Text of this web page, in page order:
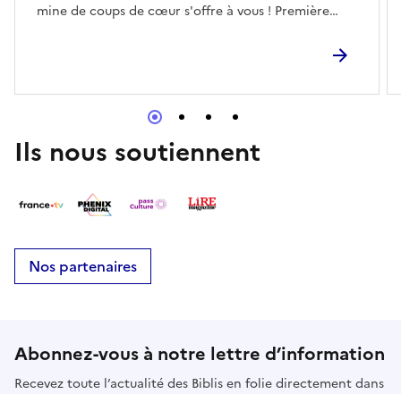
mine de coups de cœur s'offre à vous ! Première
Ils nous soutiennent
Nos partenaires
Abonnez-vous à notre lettre d’information
Recevez toute l’actualité des Biblis en folie directement dans